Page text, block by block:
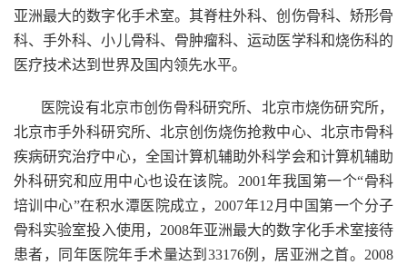
亚洲最大的数字化手术室。其脊柱外科、创伤骨科、矫形骨
科、手外科、小儿骨科、骨肿瘤科、运动医学科和烧伤科的
医疗技术达到世界及国内领先水平。
医院设有北京市创伤骨科研究所、北京市烧伤研究所，
北京市手外科研究所、北京创伤烧伤抢救中心、北京市骨科
疾病研究治疗中心，全国计算机辅助外科学会和计算机辅助
外科研究和应用中心也设在该院。2001年我国第一个“骨科
培训中心”在积水潭医院成立，2007年12月中国第一个分子
骨科实验室投入使用，2008年亚洲最大的数字化手术室接待
患者，同年医院年手术量达到33176例，居亚洲之首。2008